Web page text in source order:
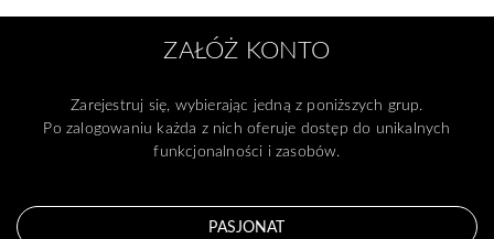
ZAŁÓŻ KONTO
Zarejestruj się, wybierając jedną z poniższych grup.
Po zalogowaniu każda z nich oferuje dostęp do unikalnych
funkcjonalności i zasobów.
PASJONAT